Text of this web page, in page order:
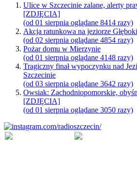
Ulice w Szczecinie zalane, alerty
[ZDJĘCIA]
(od 01 sierpnia oglądane 8414 razy)
Akcja ratunkowa na jeziorze
(od 02 sierpnia oglądane 4854 razy)
Pożar domu w Mierzynie
(od 01 sierpnia oglądane 4148 razy)
Tragiczny finał wypoczynku nad
Szczecinie
(od 03 sierpnia oglądane 3642 razy)
Owsiak: Zachodniopomorskie,
[ZDJĘCIA]
(od 01 sierpnia oglądane 3050 razy)